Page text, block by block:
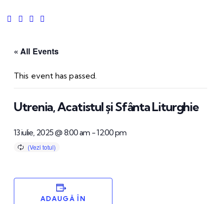
« All Events
This event has passed.
Utrenia, Acatistul și Sfânta Liturghie
13 iulie, 2025 @ 8:00 am -12:00 pm
ADAUGĂ ÎN